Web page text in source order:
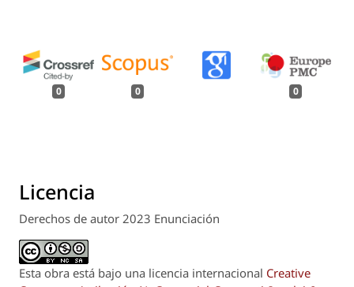
0 0 0
Licencia
Derechos de autor 2023 Enunciación
Esta obra está bajo una licencia internacional Creative